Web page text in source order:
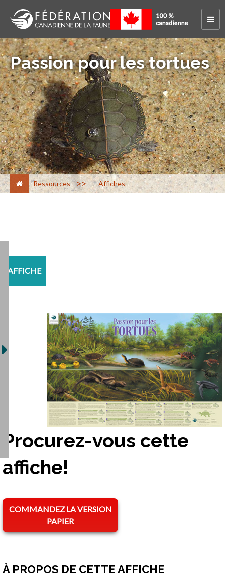
Passion pour les tortues
Ressources > Affiches
AFFICHE
Procurez-vous cette
affiche!
COMMANDEZ LA VERSION
PAPIER
À PROPOS DE CETTE AFFICHE